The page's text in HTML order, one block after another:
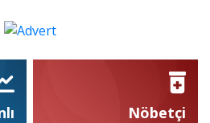
Nöbetçi